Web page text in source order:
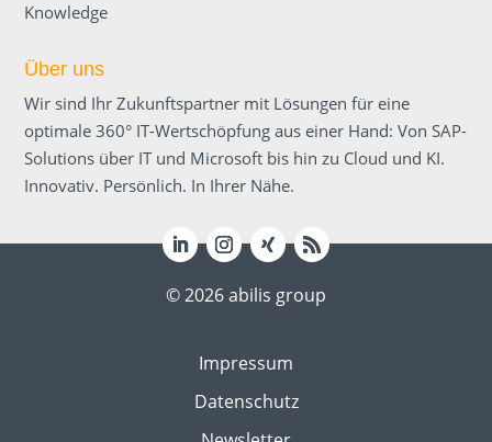
Knowledge
Über uns
Wir sind Ihr Zukunftspartner mit Lösungen für eine
optimale 360° IT-Wertschöpfung aus einer Hand: Von SAP-
Solutions über IT und Microsoft bis hin zu Cloud und KI.
Innovativ. Persönlich. In Ihrer Nähe.
© 2026 abilis group
Impressum
Datenschutz